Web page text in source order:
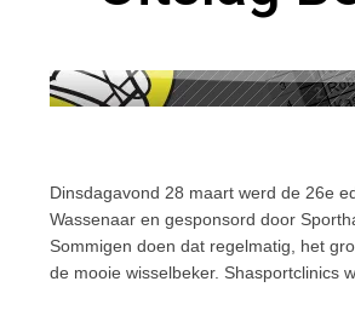
Dinsdagavond 28 maart werd de 26e
Wassenaar en gesponsord door
Sommigen doen dat regelmatig, het
de mooie wisselbeker. Shasportclinics